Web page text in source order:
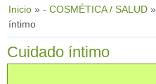
Inicio » - COSMÉTICA / SALUD »
íntimo
Cuidado íntimo